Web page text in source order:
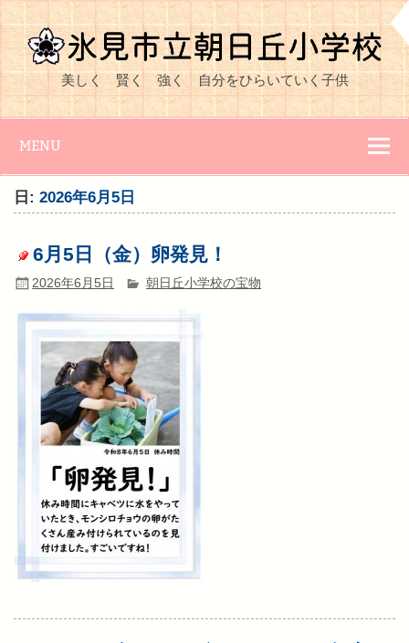
Skip
content
氷見市立朝日丘
小学校
美しく 賢く 強く 自分をひらいていく子供
MENU
日:2026年6月5日
6月5日（金）卵発見！
2026年6月5日 朝日丘小学校の宝物